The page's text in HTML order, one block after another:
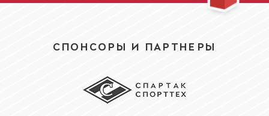
СПОНСОРЫ И ПАРТНЕРЫ